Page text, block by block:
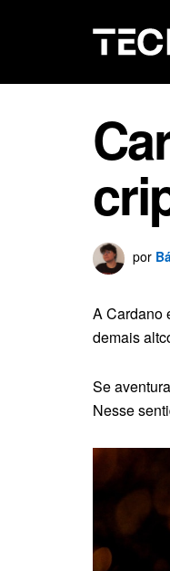
por
A Cardano
demais
Se
Nesse